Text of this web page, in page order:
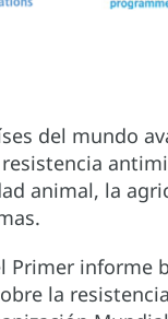
del mundo
animal, la
Primer informe
la